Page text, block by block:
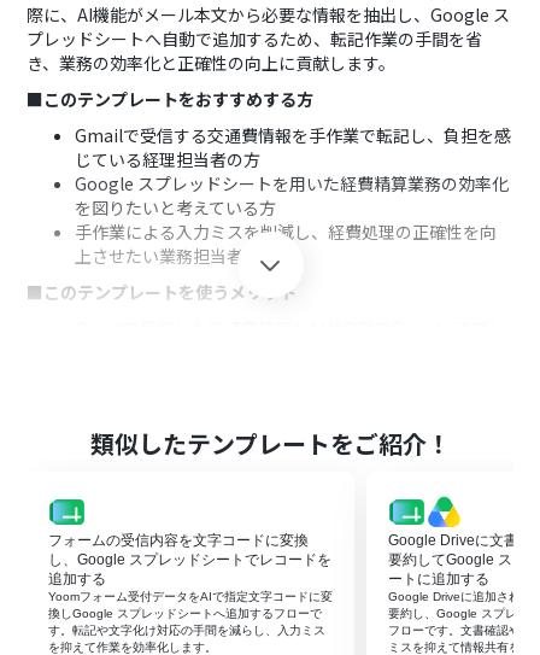
際に、AI機能がメール本文から必要な情報を抽出し、Google ス
プレッドシートへ自動で追加するため、転記作業の手間を省
き、業務の効率化と正確性の向上に貢献します。
■このテンプレートをおすすめする方
Gmailで受信する交通費情報を手作業で転記し、負担を感
じている経理担当者の方
Google スプレッドシートを用いた経費精算業務の効率化
を図りたいと考えている方
手作業による入力ミスを削減し、経費処理の正確性を向
上させたい業務担当者の方
■このテンプレートを使うメリット
の正確性を高めることに繋がります。
はじめに、GmailとGoogle スプレッドシートをYoomと
連携します。
次に、トリガーでGmailを選択し、「特定のラベルのメー
ルを受信したら」というアクションを設定します。ここで
交通費関連のメールに付与するラベルを指定します。
次に、オペレーションでAI機能の「テキストからデータを
類似したテンプレートをご紹介！
フォームの受信内容を文字コードに変換
し、Google スプレッドシートでレコードを
追加する
Yoomフォーム受付データをAIで指定文字コードに変
換しGoogle スプレッドシートへ追加するフローで
す。転記や文字化け対応の手間を減らし、入力ミス
を抑えて作業を効率化します。
Google Driveに文書が
要約してGoogle スプ
ートに追加する
Google Driveに追加された
要約し、Google スプレッ
フローです。文書確認や転
ミスを抑えて情報共有を早